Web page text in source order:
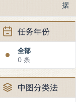
据
任务年份
全部
0 条
中图分类法